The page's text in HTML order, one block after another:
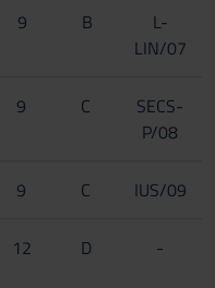
9 B
L-
LIN/07
9 C
SECS-
P/08
9 C IUS/09
12 D -